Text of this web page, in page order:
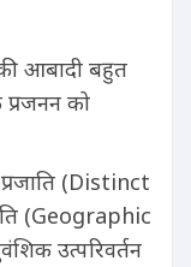
आबादी बहुत
प्रजनन को
(Distinct
(Geographic
उत्परिवर्तन